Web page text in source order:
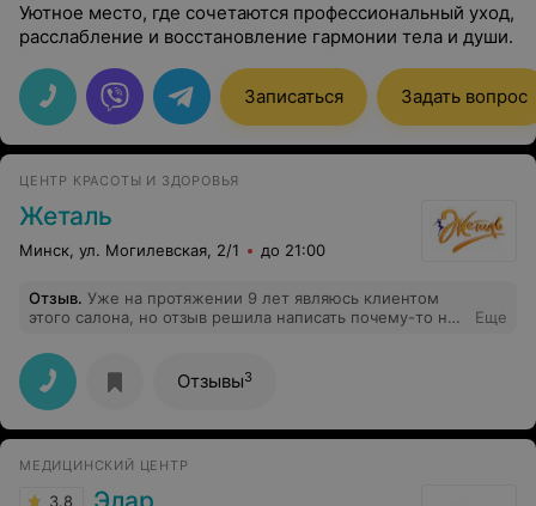
Уютное место, где сочетаются профессиональный уход,
расслабление и восстановление гармонии тела и души.
Записаться Задать вопрос
ЦЕНТР КРАСОТЫ И ЗДОРОВЬЯ
Жеталь
Минск, ул. Могилевская, 2/1 до 21:00
Отзыв. Уже на протяжении 9 лет являюсь клиентом
этого салона, но отзыв решила написать почему-то не
некоторые пишут. Большая редкость для минских
салонов поддерживать порядок в салоне- За 9 лет
всегда идеально чисто и везде порядок: в залах для
стрижек и маникюра-педикюра, косметическом
кабинете, санузлах. Прекрасна организована работа с
Александровны. Хочется за все эти годы отметить
следующих мастеров- Юлия Середич- лучший мастер
Еще
Отзывы3
МЕДИЦИНСКИЙ ЦЕНТР
3.8